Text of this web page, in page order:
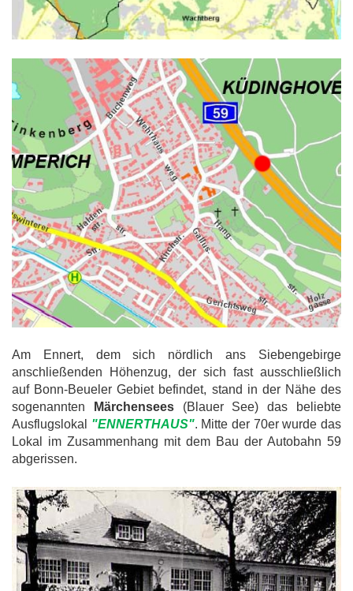
Am Ennert, dem sich nördlich ans Siebengebirge
anschließenden Höhenzug, der sich fast ausschließlich
auf Bonn-Beueler Gebiet befindet, stand in der Nähe des
sogenannten
Märchensees(Blauer See) das beliebte
Ausflugslokal
"ENNERTHAUS". Mitte der 70er wurde das
Lokal im Zusammenhang mit dem Bau der Autobahn 59
abgerissen.